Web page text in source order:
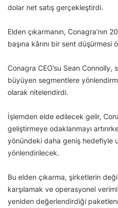
dolar net satış gerçekleştirdi.
Elden çıkarmanın, Conagra’nın
başına kârını bir sent düşürmesi
Conagra CEO’su Sean Connolly,
büyüyen segmentlere
olarak nitelendirdi.
İşlemden elde edilecek gelir,
geliştirmeye odaklanmayı
yönündeki daha geniş hedefiyle
yönlendirilecek.
Bu elden çıkarma, şirketlerin
karşılamak ve operasyonel
yeniden değerlendirdiği